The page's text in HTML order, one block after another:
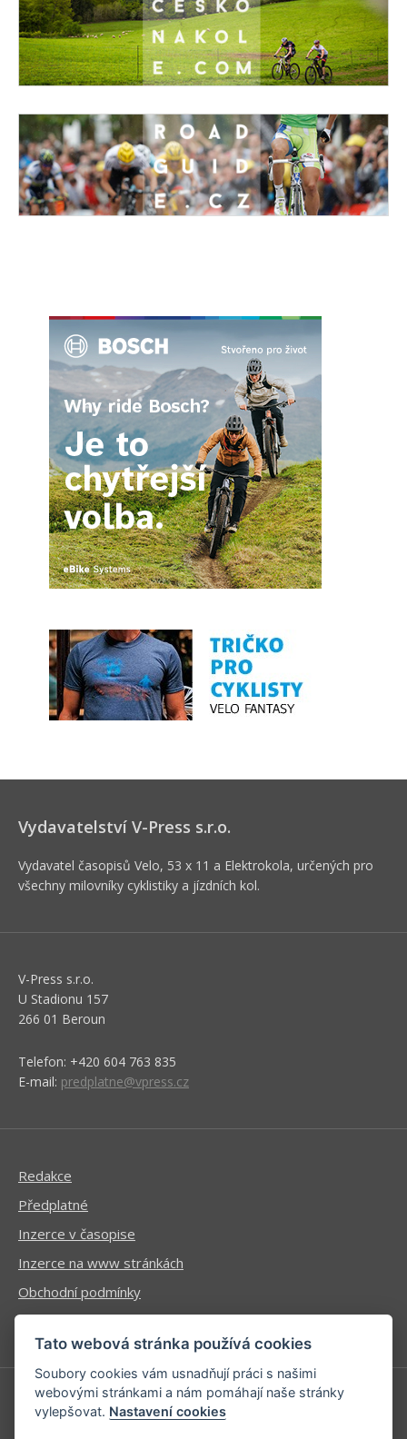
Vydavatelství V-Press s.r.o.
Vydavatel časopisů Velo, 53 x 11 a Elektrokola, určených pro
všechny milovníky cyklistiky a jízdních kol.
V-Press s.r.o.
U Stadionu 157
266 01 Beroun
Telefon: +420 604 763 835
E-mail: predplatne@vpress.cz
Redakce
Předplatné
Inzerce v časopise
Inzerce na www stránkách
Obchodní podmínky
Ochrana osobních údajů
Příhlášení | Registrace
Tato webová stránka používá cookies
Soubory cookies vám usnadňují práci s našimi
webovými stránkami a nám pomáhají naše stránky
vylepšovat. Nastavení cookies